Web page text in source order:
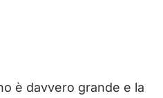
è davvero grande e la